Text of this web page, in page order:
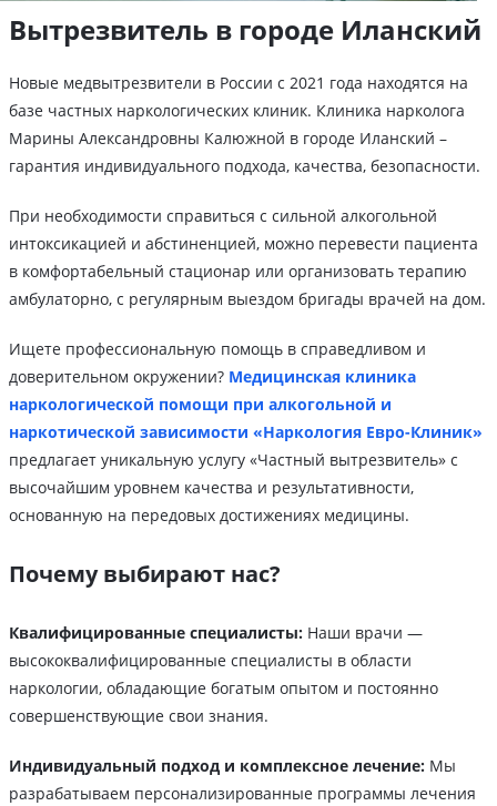
Вытрезвитель в городе Иланский
Новые медвытрезвители в России с 2021 года находятся на
базе частных наркологических клиник. Клиника нарколога
Марины Александровны Калюжной в городе Иланский –
гарантия индивидуального подхода, качества, безопасности.
При необходимости справиться с сильной алкогольной
интоксикацией и абстиненцией, можно перевести пациента
в комфортабельный стационар или организовать терапию
амбулаторно, с регулярным выездом бригады врачей на дом.
Ищете профессиональную помощь в справедливом и
доверительном окружении? Медицинская клиника
наркологической помощи при алкогольной и
наркотической зависимости «Наркология Евро-Клиник»
предлагает уникальную услугу «Частный вытрезвитель» с
высочайшим уровнем качества и результативности,
основанную на передовых достижениях медицины.
Почему выбирают нас?
Квалифицированные специалисты: Наши врачи —
высококвалифицированные специалисты в области
наркологии, обладающие богатым опытом и постоянно
совершенствующие свои знания.
Индивидуальный подход и комплексное лечение: Мы
разрабатываем персонализированные программы лечения